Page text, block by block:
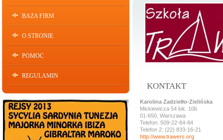
BAZA FIRM
O STRONIE
POMOC
REGULAMIN
KONTAKT
Karolina Zadziełło-Zielińska
Mickiewicza 54 lok. 10b
01-650, Warszawa
Telefon: 509-22-84-84
Telefon 2: (22) 833-16-21
http://www.trawers.org